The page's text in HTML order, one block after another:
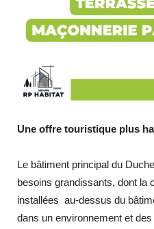
Une offre touristique plus
Le bâtiment principal du
besoins grandissants, dont la
installées au-dessus du
dans un environnement et